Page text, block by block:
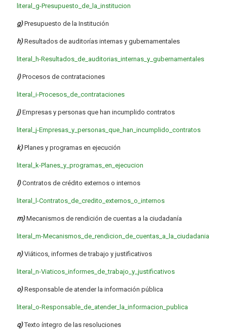
literal_g-Presupuesto_de_la_institucion
g) Presupuesto de la Institución
h)Resultados de auditorías internas y gubernamentales
literal_h-Resultados_de_auditorias_internas_y_gubernamentales
i) Procesos de contrataciones
literal_i-Procesos_de_contrataciones
j) Empresas y personas que han incumplido contratos
literal_j-Empresas_y_personas_que_han_incumplido_contratos
k) Planes y programas en ejecución
literal_k-Planes_y_programas_en_ejecucion
l) Contratos de crédito externos o internos
literal_l-Contratos_de_credito_externos_o_internos
m)Mecanismos de rendición de cuentas a la ciudadanía
literal_m-Mecanismos_de_rendicion_de_cuentas_a_la_ciudadania
n)Viáticos, informes de trabajo y justificativos
literal_n-Viaticos_informes_de_trabajo_y_justificativos
o)Responsable de atender la información pública
literal_o-Responsable_de_atender_la_informacion_publica
q) Texto íntegro de las resoluciones